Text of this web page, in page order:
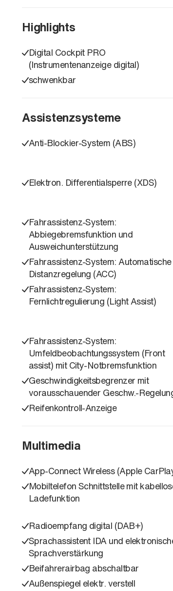
Highlights
Digital Cockpit PRO
(Instrumentenanzeige digital)
schwenkbar
Assistenzsysteme
Anti-Blockier-System (ABS)
Elektron. Differentialsperre (XDS)
Fahrassistenz-System:
Abbiegebremsfunktion und
Ausweichunterstützung
Fahrassistenz-System: Automatische
Distanzregelung (ACC)
Fahrassistenz-System:
Fernlichtregulierung (Light Assist)
Fahrassistenz-System:
Umfeldbeobachtungssystem (Front
assist) mit City-Notbremsfunktion
Geschwindigkeitsbegrenzer mit
vorausschauender Geschw.-
Reifenkontroll-Anzeige
Multimedia
App-Connect Wireless (Apple
Mobiltelefon Schnittstelle mit
Ladefunktion
Radioempfang digital (DAB+)
Sprachassistent IDA und
Sprachverstärkung
Beifahrerairbag abschaltbar
Außenspiegel elektr. verstell